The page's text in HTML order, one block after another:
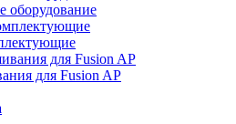
оборудование
для Fusion AP